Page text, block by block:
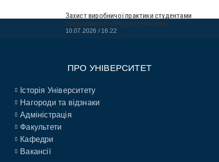
Захист виробничої практики студентами
спеціальності «Медсестринство»
10.07.2026 16:22
ПРО УНІВЕРСИТЕТ
Історія Університету
Нагороди та відзнаки
Адміністрація
Факультети
Кафедри
Вакансії